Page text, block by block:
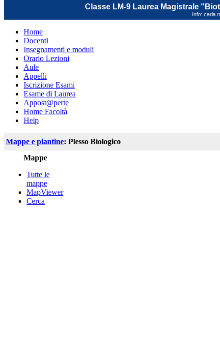
Classe LM-9 Laurea Magistrale
Info:
Home
Docenti
Insegnamenti e moduli
Orario Lezioni
Aule
Appelli
Iscrizione Esami
Esame di Laurea
Appost@perte
Home Facoltà
Help
Mappe e piantine: Plesso Biologico
Mappe
Tutte le
mappe
MapViewer
Cerca